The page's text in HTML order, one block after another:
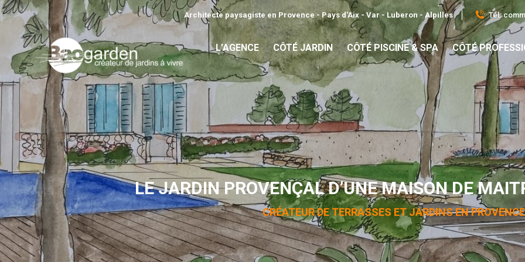
Architecte paysagiste en Provence - Pays d'Aix - Var - Luberon - Alpilles Tél.
L’AGENCE CÔTÉ JARDIN CÔTÉ PISCINE & SPA CÔTÉ
LE JARDIN PROVENÇAL D’UNE MAISON DE
CRÉATEUR DE TERRASSES ET JARDINS EN PROVENCE